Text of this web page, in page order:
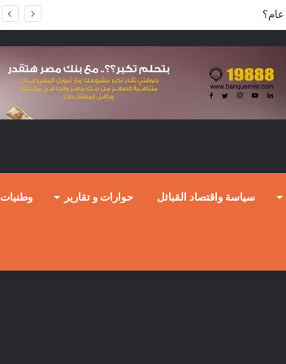
سياسة واقتصاد القبائل حوارات و تقارير وطنيات